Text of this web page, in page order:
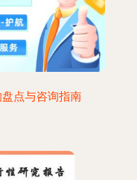
点与咨询指南